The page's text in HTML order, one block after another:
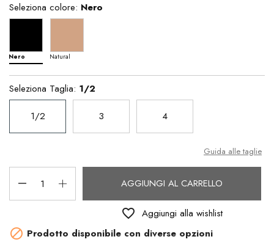
Seleziona colore: Nero
Nero Natural
Seleziona Taglia: 1/2
1/2 3 4
Guida alle taglie
AGGIUNGI AL CARRELLO
favorite_border Aggiungi alla wishlist
 Prodotto disponibile con diverse opzioni